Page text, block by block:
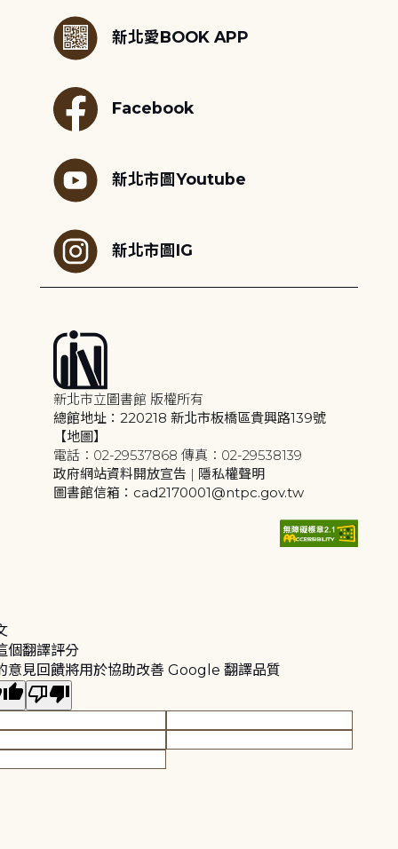
新北愛BOOK APP
Facebook
新北市圖Youtube
新北市圖IG
新北市立圖書館 版權所有
總館地址：220218 新北市板橋區貴興路139號
【地圖】
電話：02-29537868 傳真：02-29538139
政府網站資料開放宣告 | 隱私權聲明
圖書館信箱：cad2170001@ntpc.gov.tw
個翻譯評分
意見回饋將用於協助改善 Google 翻譯品質